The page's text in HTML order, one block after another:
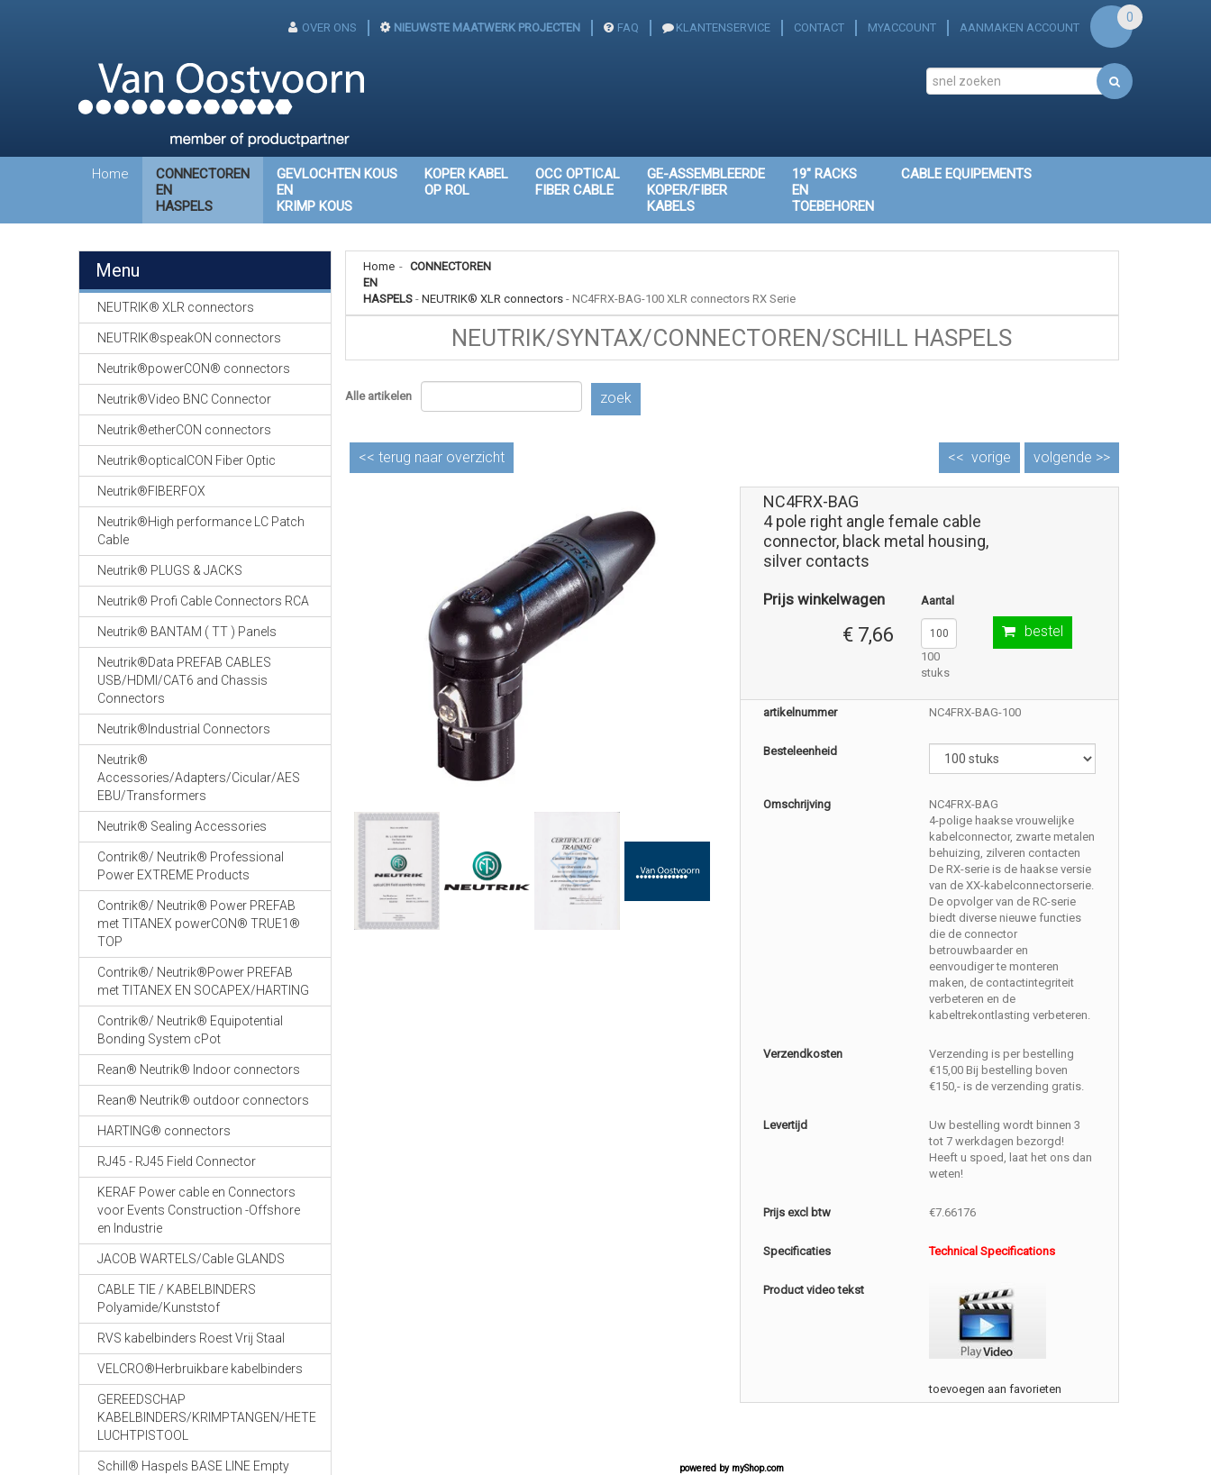
OVER ONS NIEUWSTE MAATWERK PROJECTEN FAQ KLANTENSERVICE CONTACT MYACCOUNT AANMAKEN ACCOUNT
0
Home
CONNECTOREN
EN
HASPELS
GEVLOCHTEN KOUS
EN
KRIMP KOUS
KOPER KABEL
OP ROL
OCC OPTICAL
FIBER CABLE
GE-ASSEMBLEERDE
KOPER/FIBER
KABELS
19" RACKS
EN
TOEBEHOREN
CABLE EQUIPEMENTS
Menu
NEUTRIK® XLR connectors
NEUTRIK®speakON connectors
Neutrik®powerCON® connectors
Neutrik®Video BNC Connector
Neutrik®etherCON connectors
Neutrik®opticalCON Fiber Optic
Neutrik®FIBERFOX
Neutrik®High performance LC Patch
Cable
Neutrik® PLUGS & JACKS
Neutrik® Profi Cable Connectors RCA
Neutrik® BANTAM ( TT ) Panels
Neutrik®Data PREFAB CABLES
USB/HDMI/CAT6 and Chassis
Connectors
Neutrik®Industrial Connectors
Neutrik®
Accessories/Adapters/Cicular/AES
EBU/Transformers
Neutrik® Sealing Accessories
Contrik®/ Neutrik® Professional
Power EXTREME Products
Contrik®/ Neutrik® Power PREFAB
met TITANEX powerCON® TRUE1®
TOP
Contrik®/ Neutrik®Power PREFAB
met TITANEX EN SOCAPEX/HARTING
Contrik®/ Neutrik® Equipotential
Bonding System cPot
Rean® Neutrik® Indoor connectors
Rean® Neutrik® outdoor connectors
HARTING® connectors
RJ45 - RJ45 Field Connector
KERAF Power cable en Connectors
voor Events Construction -Offshore
en Industrie
JACOB WARTELS/Cable GLANDS
CABLE TIE / KABELBINDERS
Polyamide/Kunststof
RVS kabelbinders Roest Vrij Staal
VELCRO®Herbruikbare kabelbinders
GEREEDSCHAP
KABELBINDERS/KRIMPTANGEN/HETE
LUCHTPISTOOL
Schill® Haspels BASE LINE Empty
Home - CONNECTOREN
EN
HASPELS- NEUTRIK® XLR connectors- NC4FRX-BAG-100 XLR connectors RX Serie
NEUTRIK/SYNTAX/CONNECTOREN/SCHILL HASPELS
Alle artikelen zoek
<< terug naar overzicht volgende >>
<< vorige
NC4FRX-BAG
4 pole right angle female cable
connector, black metal housing,
silver contacts
Prijs winkelwagen
€ 7,66
Aantal
100
stuks
bestel
artikelnummer NC4FRX-BAG-100
Besteleenheid
Omschrijving
NC4FRX-BAG
4-polige haakse vrouwelijke
kabelconnector, zwarte metalen
behuizing, zilveren contacten
De RX-serie is de haakse versie
van de XX-kabelconnectorserie.
De opvolger van de RC-serie
biedt diverse nieuwe functies
die de connector
betrouwbaarder en
eenvoudiger te monteren
maken, de contactintegriteit
verbeteren en de
kabeltrekontlasting verbeteren.
Verzendkosten
Verzending is per bestelling
€15,00 Bij bestelling boven
€150,- is de verzending gratis.
Levertijd
Uw bestelling wordt binnen 3
tot 7 werkdagen bezorgd!
Heeft u spoed, laat het ons dan
weten!
Prijs excl btw €7.66176
Specificaties Technical Specifications
Product video tekst
toevoegen aan favorieten
powered by myShop.com